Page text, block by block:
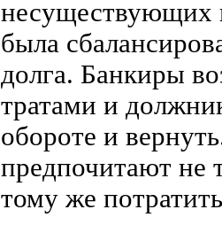
несуществующих
была
долга. Банкиры
тратами и
обороте и
предпочитают не
тому же